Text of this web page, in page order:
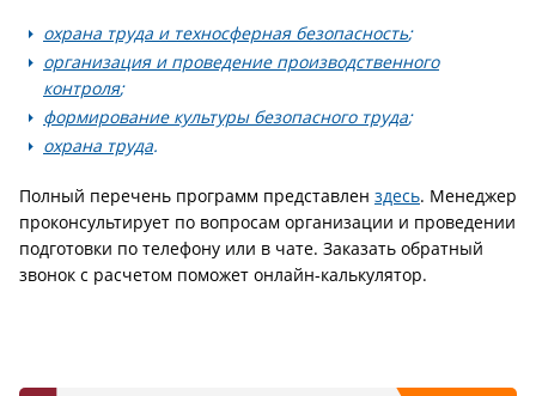
охрана труда и техносферная безопасность;
организация и проведение производственного
контроля;
формирование культуры безопасного труда;
охрана труда.
Полный перечень программ представлен здесь. Менеджер
проконсультирует по вопросам организации и проведении
подготовки по телефону или в чате. Заказать обратный
звонок с расчетом поможет онлайн-калькулятор.